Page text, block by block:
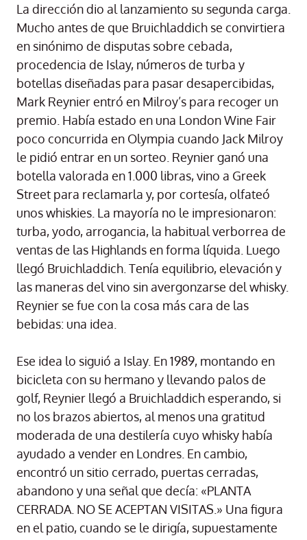
La dirección dio al lanzamiento su segunda carga.
Mucho antes de que Bruichladdich se convirtiera
en sinónimo de disputas sobre cebada,
procedencia de Islay, números de turba y
botellas diseñadas para pasar desapercibidas,
Mark Reynier entró en Milroy’s para recoger un
premio. Había estado en una London Wine Fair
poco concurrida en Olympia cuando Jack Milroy
le pidió entrar en un sorteo. Reynier ganó una
botella valorada en 1.000 libras, vino a Greek
Street para reclamarla y, por cortesía, olfateó
unos whiskies. La mayoría no le impresionaron:
turba, yodo, arrogancia, la habitual verborrea de
ventas de las Highlands en forma líquida. Luego
llegó Bruichladdich. Tenía equilibrio, elevación y
las maneras del vino sin avergonzarse del whisky.
Reynier se fue con la cosa más cara de las
bebidas: una idea.
Ese idea lo siguió a Islay. En 1989, montando en
bicicleta con su hermano y llevando palos de
golf, Reynier llegó a Bruichladdich esperando, si
no los brazos abiertos, al menos una gratitud
moderada de una destilería cuyo whisky había
ayudado a vender en Londres. En cambio,
encontró un sitio cerrado, puertas cerradas,
abandono y una señal que decía: «PLANTA
CERRADA. NO SE ACEPTAN VISITAS.» Una figura
en el patio, cuando se le dirigía, supuestamente